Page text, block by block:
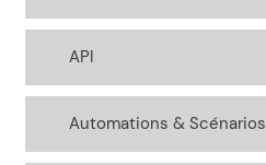
API
Automations & Scénarios